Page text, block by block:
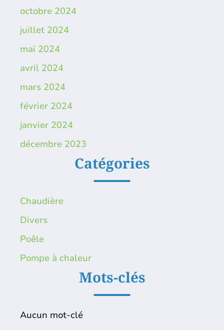
octobre 2024
juillet 2024
mai 2024
avril 2024
mars 2024
février 2024
janvier 2024
décembre 2023
Catégories
Chaudière
Divers
Poêle
Pompe à chaleur
Mots-clés
Aucun mot-clé